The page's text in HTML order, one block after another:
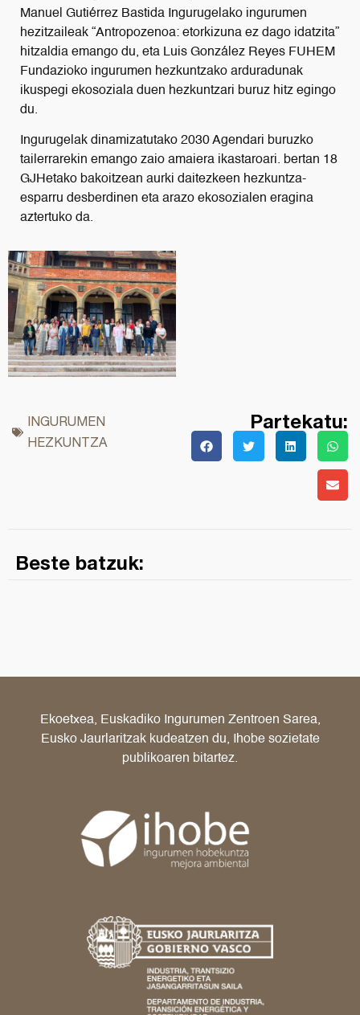
Manuel Gutiérrez Bastida Ingurugelako ingurumen
hezitzaileak “Antropozenoa: etorkizuna ez dago idatzita”
hitzaldia emango du, eta Luis González Reyes FUHEM
Fundazioko ingurumen hezkuntzako arduradunak
ikuspegi ekosoziala duen hezkuntzari buruz hitz egingo
du.
Ingurugelak dinamizatutako 2030 Agendari buruzko
tailerrarekin emango zaio amaiera ikastaroari. bertan 18
GJHetako bakoitzean aurki daitezkeen hezkuntza-
esparru desberdinen eta arazo ekosozialen eragina
aztertuko da.
INGURUMEN
HEZKUNTZA
Partekatu:
Beste batzuk:
Ekoetxea, Euskadiko Ingurumen Zentroen Sarea,
Eusko Jaurlaritzak kudeatzen du, Ihobe sozietate
publikoaren bitartez.